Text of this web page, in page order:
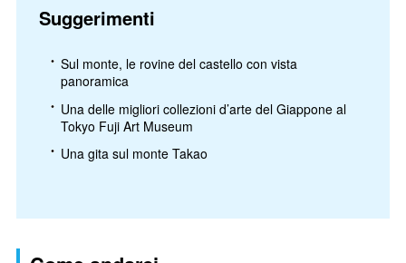
Suggerimenti
Sul monte, le rovine del castello con vista
panoramica
Una delle migliori collezioni d’arte del Giappone al
Tokyo Fuji Art Museum
Una gita sul monte Takao